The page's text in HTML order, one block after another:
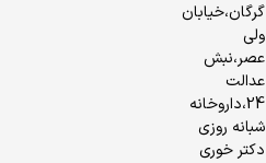
گرگان،خیابان
ولی
عصر،نبش
عدالت
24،داروخانه
شبانه روزی
دکتر خوری